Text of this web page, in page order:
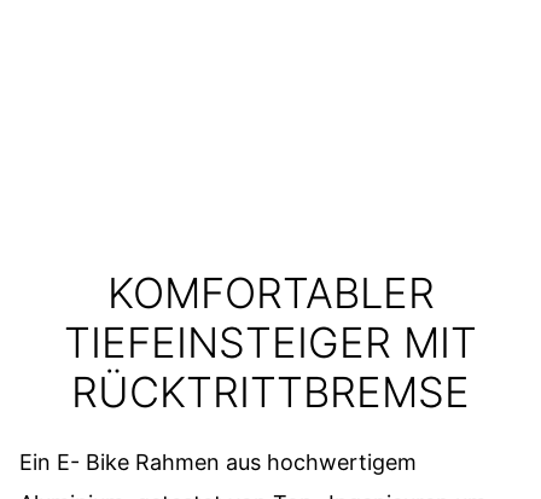
KOMFORTABLER
TIEFEINSTEIGER MIT
RÜCKTRITTBREMSE
Ein E- Bike Rahmen aus hochwertigem